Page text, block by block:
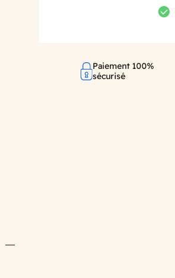
Paiement 100%
sécurisé